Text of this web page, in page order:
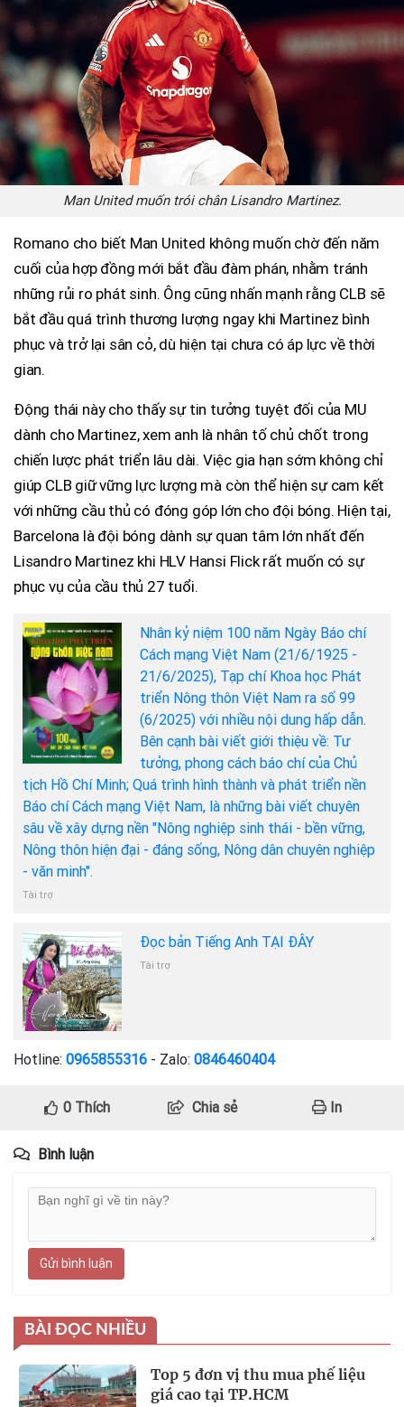
Man United muốn trói chân Lisandro Martinez.
Romano cho biết Man United không muốn chờ đến năm
cuối của hợp đồng mới bắt đầu đàm phán, nhằm tránh
những rủi ro phát sinh. Ông cũng nhấn mạnh rằng CLB sẽ
bắt đầu quá trình thương lượng ngay khi Martinez bình
phục và trở lại sân cỏ, dù hiện tại chưa có áp lực về thời
gian.
Động thái này cho thấy sự tin tưởng tuyệt đối của MU
dành cho Martinez, xem anh là nhân tố chủ chốt trong
chiến lược phát triển lâu dài. Việc gia hạn sớm không chỉ
giúp CLB giữ vững lực lượng mà còn thể hiện sự cam kết
với những cầu thủ có đóng góp lớn cho đội bóng. Hiện tại,
Barcelona là đội bóng dành sự quan tâm lớn nhất đến
Lisandro Martinez khi HLV Hansi Flick rất muốn có sự
phục vụ của cầu thủ 27 tuổi.
Nhân kỷ niệm 100 năm Ngày Báo chí
Cách mạng Việt Nam (21/6/1925 -
21/6/2025), Tạp chí Khoa học Phát
triển Nông thôn Việt Nam ra số 99
(6/2025) với nhiều nội dung hấp dẫn.
Bên cạnh bài viết giới thiệu về: Tư
tưởng, phong cách báo chí của Chủ
tịch Hồ Chí Minh; Quá trình hình thành và phát triển nền
Báo chí Cách mạng Việt Nam, là những bài viết chuyên
sâu về xây dựng nền "Nông nghiệp sinh thái - bền vững,
Nông thôn hiện đại - đáng sống, Nông dân chuyên nghiệp
- văn minh".
Tài trợ
Đọc bản Tiếng Anh TẠI ĐÂY
Tài trợ
Hotline: 0965855316 - Zalo: 0846460404
0Thích Chia sẻ In
Bình luận
Gửi bình luận
BÀI ĐỌC NHIỀU
Top 5 đơn vị thu mua phế liệu
giá cao tại TP.HCM